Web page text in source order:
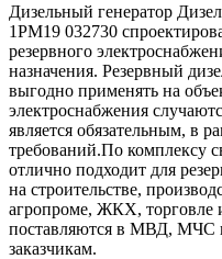
Дизельный генератор
1РМ19 032730
резервного
назначения. Резервный
выгодно применять на
электроснабжения
является обязательным, в
требований.По комплексу
отлично подходит для
на строительстве,
агропроме, ЖКХ, торговле
поставляются в МВД, МЧС
заказчикам.